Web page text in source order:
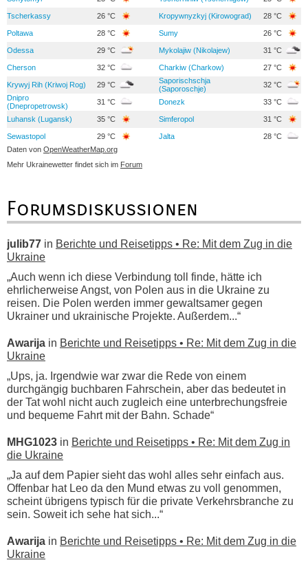
Tscherkassy 26 °C Kropywnyzkyj (Kirowograd) 28 °C
Poltawa 28 °C Sumy 26 °C
Odessa 29 °C Mykolajiw (Nikolajew) 31 °C
Cherson 32 °C Charkiw (Charkow) 27 °C
Krywyj Rih (Kriwoj Rog) 29 °C
Saporischschja
(Saporoschje)
32 °C
Dnipro
(Dnepropetrowsk)
31 °C Donezk 33 °C
Luhansk (Lugansk) 35 °C Simferopol 31 °C
Sewastopol 29 °C Jalta
28 °C
Daten von OpenWeatherMap.org
Mehr Ukrainewetter findet sich im Forum
Forumsdiskussionen
julib77 in Berichte und Reisetipps • Re: Mit dem Zug in die
Ukraine
„Auch wenn ich diese Verbindung toll finde, hätte ich
ehrlicherweise Angst, von Polen aus in die Ukraine zu
reisen. Die Polen werden immer gewaltsamer gegen
Ukrainer und ukrainische Projekte. Außerdem...“
Awarija in Berichte und Reisetipps • Re: Mit dem Zug in die
Ukraine
„Ups, ja. Irgendwie war zwar die Rede von einem
durchgängig buchbaren Fahrschein, aber das bedeutet in
der Tat wohl nicht auch zugleich eine unterbrechungsfreie
und bequeme Fahrt mit der Bahn. Schade“
MHG1023 in Berichte und Reisetipps • Re: Mit dem Zug in
die Ukraine
„Ja auf dem Papier sieht das wohl alles sehr einfach aus.
Offenbar hat Leo da den Mund etwas zu voll genommen,
scheint übrigens typisch für die private Verkehrsbranche zu
sein. Soweit ich sehe hat sich...“
Awarija in Berichte und Reisetipps • Re: Mit dem Zug in die
Ukraine